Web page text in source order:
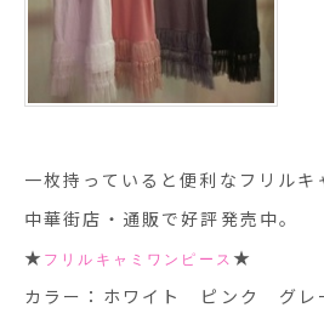
一枚持っていると便利なフリルキ
中華街店・通販で好評発売中。
★ フリルキャミワンピース ★
カラー：ホワイト ピンク グレ